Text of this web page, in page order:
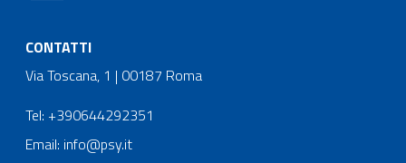
CONTATTI
Via Toscana, 1 | 00187 Roma
Tel: +390644292351
Email: info@psy.it